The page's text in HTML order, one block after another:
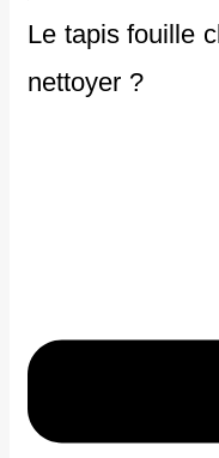
Le tapis fouille
nettoyer ?